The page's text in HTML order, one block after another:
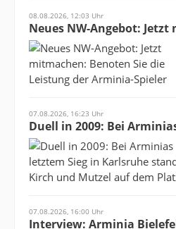
08.08.2026, 12:03 Uhr
Neues NW-Angebot:
07.08.2026, 16:23 Uhr
Duell in 2009: Bei
07.08.2026, 16:00 Uhr
Interview: Arminia